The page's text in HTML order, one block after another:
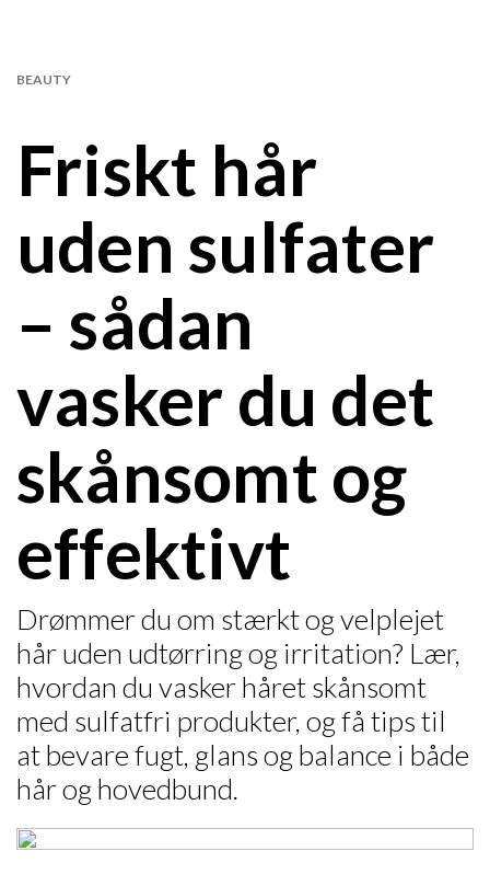
Friskt hår
uden sulfater
– sådan
vasker du det
skånsomt og
effektivt
BEAUTY
Drømmer du om stærkt og velplejet
hår uden udtørring og irritation? Lær,
hvordan du vasker håret skånsomt
med sulfatfri produkter, og få tips til
at bevare fugt, glans og balance i både
hår og hovedbund.